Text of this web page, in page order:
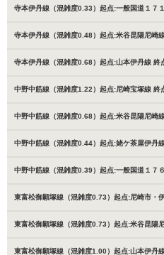
寺本伊丹線（混雑度0.33）起点:一般国道１７
寺本伊丹線（混雑度0.48）起点:米谷昆陽尼崎
寺本伊丹線（混雑度0.68）起点:山本伊丹線
中野中筋線（混雑度1.22）起点:尼崎宝塚線
中野中筋線（混雑度0.68）起点:米谷昆陽尼崎
中野中筋線（混雑度0.44）起点:姥ケ茶屋伊丹
中野中筋線（混雑度0.39）起点:一般国道１７
東富松御願塚線（混雑度0.73）起点:尼崎市・
東富松御願塚線（混雑度0.73）起点:米谷昆陽
東富松御願塚線（混雑度1.00）起点:山本伊丹